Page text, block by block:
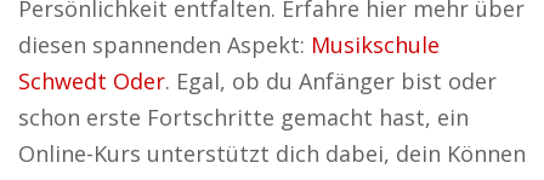
Persönlichkeit entfalten. Erfahre hier mehr über
diesen spannenden Aspekt: Musikschule
Schwedt Oder. Egal, ob du Anfänger bist oder
schon erste Fortschritte gemacht hast, ein
Online-Kurs unterstützt dich dabei, dein Können